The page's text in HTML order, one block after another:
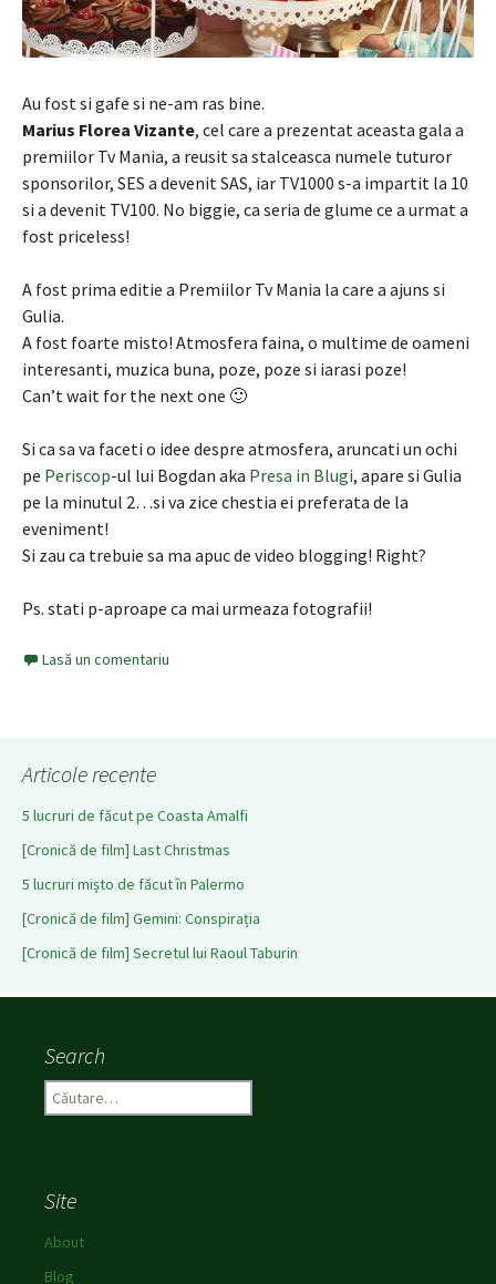
Au fost si gafe si ne-am ras bine.
Marius Florea Vizante, cel care a prezentat aceasta gala a
premiilor Tv Mania, a reusit sa stalceasca numele tuturor
sponsorilor, SES a devenit SAS, iar TV1000 s-a impartit la 10
si a devenit TV100. No biggie, ca seria de glume ce a urmat a
fost priceless!
A fost prima editie a Premiilor Tv Mania la care a ajuns si
Gulia.
A fost foarte misto! Atmosfera faina, o multime de oameni
interesanti, muzica buna, poze, poze si iarasi poze!
Can’t wait for the next one 🙂
Si ca sa va faceti o idee despre atmosfera, aruncati un ochi
pe Periscop-ul lui Bogdan aka Presa in Blugi, apare si Gulia
pe la minutul 2…si va zice chestia ei preferata de la
eveniment!
Si zau ca trebuie sa ma apuc de video blogging! Right?
Ps. stati p-aproape ca mai urmeaza fotografii!
Lasă un comentariu
Articole recente
5 lucruri de făcut pe Coasta Amalfi
[Cronică de film] Last Christmas
5 lucruri mișto de făcut în Palermo
[Cronică de film] Gemini: Conspirația
[Cronică de film] Secretul lui Raoul Taburin
Search
a
d
p
ă
Site
About
Blog